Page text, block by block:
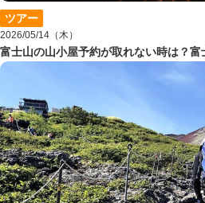
ツアー
2026/05/14（木）
富士山の山小屋予約が取れない時は？